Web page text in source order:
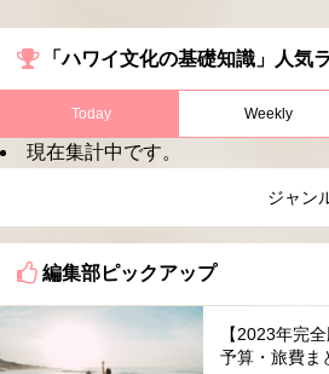
「ハワイ文化の基礎知識」人気
Today Weekly
現在集計中です。
ジャン
編集部ピックアップ
【2023年完
予算・旅費ま